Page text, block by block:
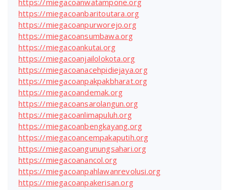
https://miegacoanwatampone.org
https://miegacoanbaritoutara.org
https://miegacoanpurworejo.org
https://miegacoansumbawa.org
https://miegacoankutai.org
https://miegacoanjailolokota.org
https://miegacoanacehpidiejaya.org
https://miegacoanpakpakbharat.org
https://miegacoandemak.org
https://miegacoansarolangun.org
https://miegacoanlimapuluh.org
https://miegacoanbengkayang.org
https://miegacoancempakaputih.org
https://miegacoangunungsahari.org
https://miegacoanancol.org
https://miegacoanpahlawanrevolusi.org
https://miegacoanpakerisan.org